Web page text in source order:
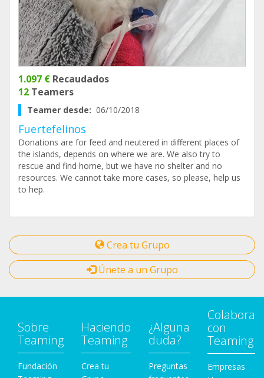
1.097 € Recaudados
12 Teamers
Teamer desde: 06/10/2018
Fuertefelinos
Donations are for feed and neutered in different places of
the islands, depends on where we are. We also try to
rescue and find home, but we have no shelter and no
resources. We cannot take more cases, so please, help us
to hep.
Crea tu Grupo
Únete a un Grupo
Sobre
Teaming
Fundación
Haciendo
Teaming
Crea tu
¿Alguna
duda?
Preguntas
Colabora
con
Teaming
Empresas